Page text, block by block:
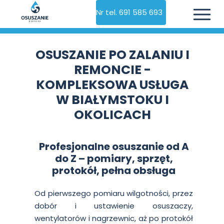
Nr tel. 691 585 693
OSUSZANIE PO ZALANIU I
REMONCIE -
KOMPLEKSOWA USŁUGA
W BIAŁYMSTOKU I
OKOLICACH
Od pierwszego pomiaru wilgotności, przez
dobór i ustawienie osuszaczy,
wentylatorów i nagrzewnic, aż po protokół
Profesjonalne osuszanie od A
do Z – pomiary, sprzęt,
protokół, pełna obsługa